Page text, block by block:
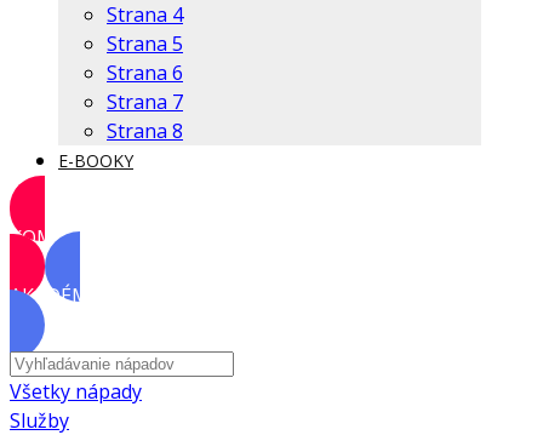
Strana 4
Strana 5
Strana 6
Strana 7
Strana 8
E-BOOKY
KOMUNITA
AKADÉMIA
Všetky nápady
Služby